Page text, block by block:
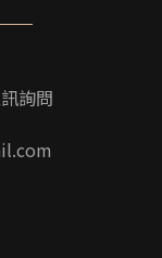
詢問